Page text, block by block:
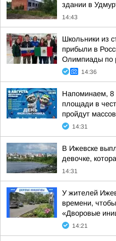
здании в
14:43
Школьники из
прибыли в
Олимпиады по
14:36
Напоминаем, 8
площади в
пройдут
14:31
В Ижевске
девочке,
14:31
У жителей
времени, чтобы
«Дворовые
14:21